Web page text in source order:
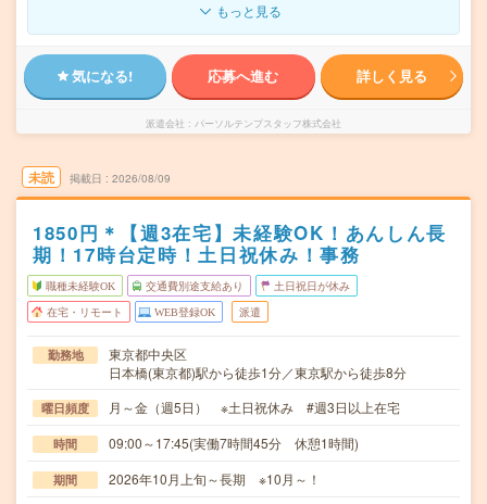
もっと見る
気になる! 応募へ進む 詳しく見る
派遣会社 パーソルテンプスタッフ株式会社
未読 掲載日 2026/08/09
1850円＊【週3在宅】未経験OK！あんしん長
期！17時台定時！土日祝休み！事務
職種未経験OK 交通費別途支給あり 土日祝日が休み
在宅・リモート WEB登録OK 派遣
勤務地
東京都中央区
日本橋(東京都)駅から徒歩1分／東京駅から徒歩8分
曜日頻度 月～金（週5日） ※土日祝休み #週3日以上在宅
時間 09:00～17:45(実働7時間45分 休憩1時間)
期間 2026年10月上旬～長期 ※10月～！